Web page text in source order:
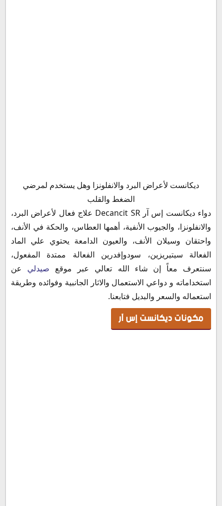
مكونات ديكانست إس آر
ما هي دواعي استعمال دواء ديكانست اس ار
الأعراض الجانبية لدواء ديكانست اس ار
موانع استخدام ديكانست اس ار
ديكانست اس ار والإدمان
ديكانست اس ار لكبار السن
التداخلات الدوائية مع ديكانست إس آر
فوائد ديكانست اس ار
ديكانست اس ار يسبب النعاس
ديكانست اس ار والحمل
ديكانست لأعراض البرد والانفلونزا وهل يستخدم لمرضي
الضغط والقلب
دواء ديكانست إس آر Decancit SR علاج فعال لأعراض البرد،
والانفلونزا، والجيوب الأنفية، أهمها العطاس، والحكة في الأنف،
واحتقان وسيلان الأنف، والعيون الدامعة يحتوي علي الماد
الفعالة سيتيريزين، سودوإفدرين الفعالة ممتدة المفعول،
سنتعرف معاً إن شاء الله تعالي عبر موقع صيدلي عن
استخداماته و دواعي الاستعمال والاثار الجانبية وفوائده وطريقة
استعماله والسعر والبديل فتابعنا.
مكونات ديكانست إس آر